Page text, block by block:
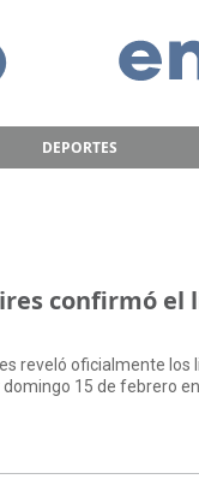
DEPORTES
confirmó el
reveló oficialmente
15 de febrero